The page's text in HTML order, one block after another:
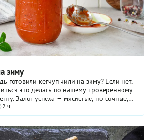
зиму
на зиму? Если нет,
это делать по нашему проверенному
Залог успеха — мясистые, но сочные,
...
2 ч